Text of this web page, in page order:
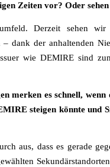
Zeiten vor? Oder
Derzeit sehen
dank der anhaltenden
wie DEMIRE sind
merken es schnell,
steigen könnte
aus, dass es gerade